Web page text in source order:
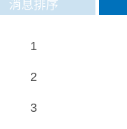
消息排序
1
2
3